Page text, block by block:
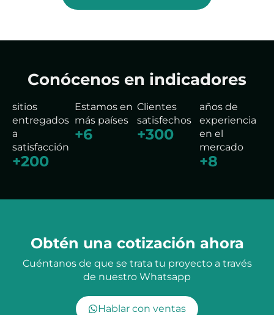
Conócenos en indicadores
sitios
entregados
a
satisfacción
+200
Estamos en
más países
+6
Clientes
satisfechos
+300
años de
experiencia
en el
mercado
+8
Obtén una cotización ahora
Cuéntanos de que se trata tu proyecto a través
de nuestro Whatsapp
Hablar con ventas